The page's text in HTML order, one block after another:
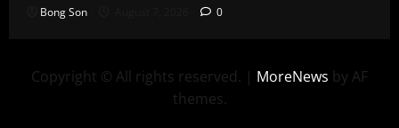
Bong Son 0
Copyright © All rights reserved. | MoreNews by AF
themes.